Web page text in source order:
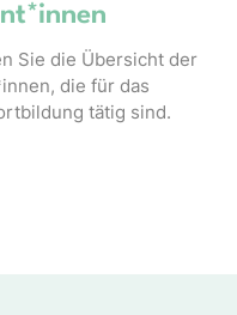
Sie die Übersicht der
die für das
tätig sind.